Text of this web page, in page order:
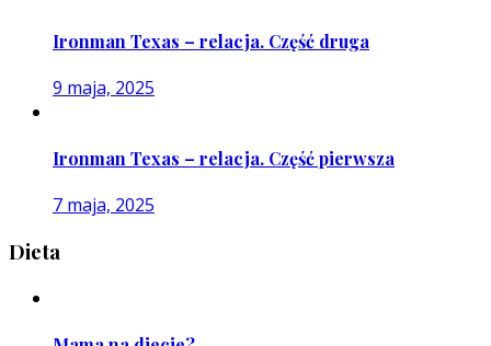
Ironman Texas – relacja. Część druga
9 maja, 2025
Ironman Texas – relacja. Część pierwsza
7 maja, 2025
Dieta